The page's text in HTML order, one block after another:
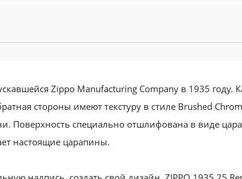
Zippo Manufacturing Company в 1935 году.
стороны имеют текстуру в стиле Brushed
Поверхность специально отшлифована в виде
настоящие царапины.